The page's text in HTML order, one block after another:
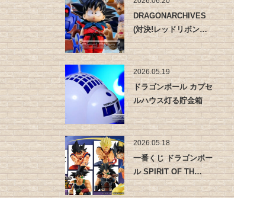
DRAGONARCHIVES
(対決!レッドリボン…
2026.05.19
ドラゴンボール カプセ
ルハウス灯る貯金箱
2026.05.18
一番くじ ドラゴンボー
ル SPIRIT OF TH…